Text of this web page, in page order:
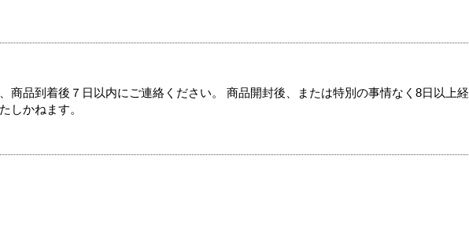
商品到着後７日以内にご連絡ください。 商品開封後、または特別の事情なく8日以上経
しかねます。